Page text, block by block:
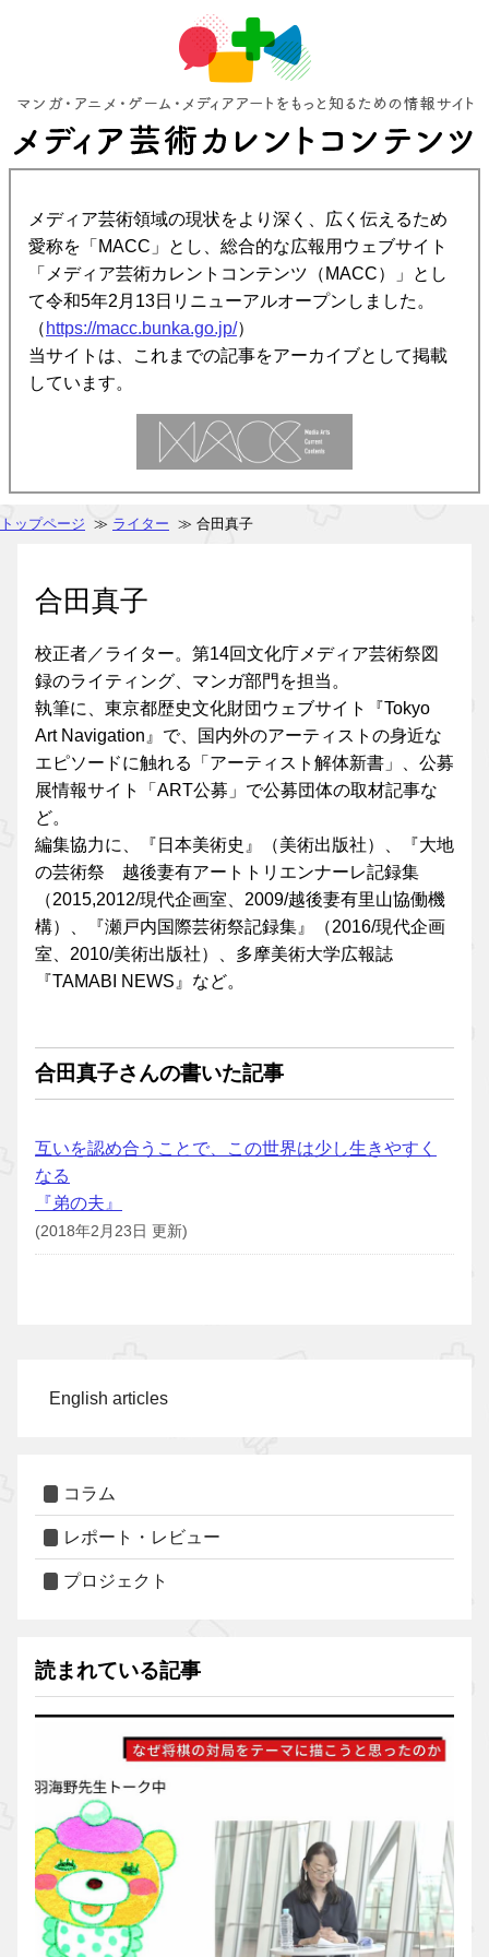
メディア芸術領域の現状をより深く、広く伝えるため
愛称を「MACC」とし、総合的な広報用ウェブサイト
「メディア芸術カレントコンテンツ（MACC）」とし
て令和5年2月13日リニューアルオープンしました。
（ https://macc.bunka.go.jp/）
当サイトは、これまでの記事をアーカイブとして掲載
しています。
トップページ ≫ ライター ≫ 合田真子
合田真子
校正者／ライター。第14回文化庁メディア芸術祭図
録のライティング、マンガ部門を担当。
執筆に、東京都歴史文化財団ウェブサイト『Tokyo
Art Navigation』で、国内外のアーティストの身近な
エピソードに触れる「アーティスト解体新書」、公募
展情報サイト「ART公募」で公募団体の取材記事な
ど。
編集協力に、『日本美術史』（美術出版社）、『大地
の芸術祭 越後妻有アートトリエンナーレ記録集
（2015,2012/現代企画室、2009/越後妻有里山協働機
構）、『瀬戸内国際芸術祭記録集』（2016/現代企画
室、2010/美術出版社）、多摩美術大学広報誌
『TAMABI NEWS』など。
合田真子さんの書いた記事
互いを認め合うことで、この世界は少し生きやすく
なる
『弟の夫』
(2018年2月23日 更新)
English articles
コラム
レポート・レビュー
プロジェクト
読まれている記事